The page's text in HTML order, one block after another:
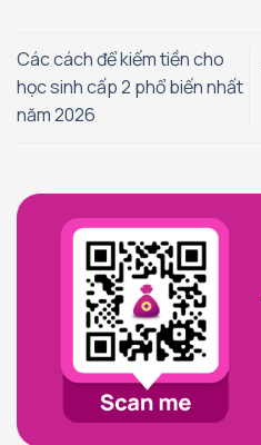
Các cách để kiếm tiền cho
học sinh cấp 2 phổ biến nhất
năm 2026